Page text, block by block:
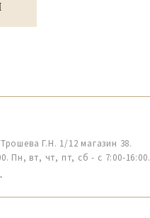
Г.Н. 1/12 магазин 38.
Пн, вт, чт, пт, сб - с 7:00-16:00.